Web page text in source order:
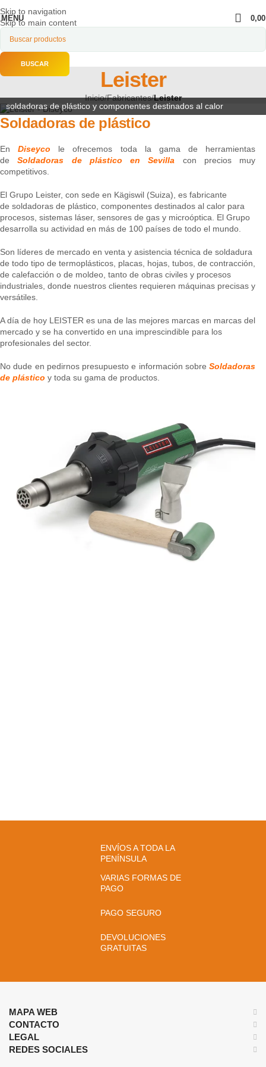
Skip to navigation
Skip to main content
MENU
BUSCAR
Leister
Inicio/Fabricantes/Leister
soldadoras de plástico y componentes destinados al calor
Soldadoras de plástico
En Diseyco
le ofrecemos toda la gama de herramientas
deSoldadoras de plástico en Sevilla con precios muy
competitivos.
El Grupo Leister, con sede en Kägiswil (Suiza), es fabricante
de soldadoras de plástico, componentes destinados al calor para
procesos, sistemas láser, sensores de gas y microóptica. El Grupo
desarrolla su actividad en más de 100 países de todo el mundo.
Son líderes de mercado en venta y asistencia técnica de soldadura
de todo tipo de termoplásticos, placas, hojas, tubos, de contracción,
de calefacción o de moldeo, tanto de obras civiles y procesos
industriales, donde nuestros clientes requieren máquinas precisas y
versátiles.
A día de hoy LEISTER es una de las mejores marcas en marcas del
mercado y se ha convertido en una imprescindible para los
profesionales del sector.
No dude en pedirnos presupuesto e información sobreSoldadoras
de plástico y toda su gama de productos.
ENVÍOS A TODA LA
PENÍNSULA
VARIAS FORMAS DE
PAGO
PAGO SEGURO
DEVOLUCIONES
GRATUITAS
MAPA WEB
CONTACTO
LEGAL
REDES SOCIALES